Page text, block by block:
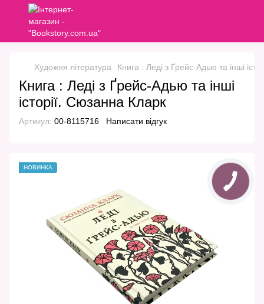
Художня література Книга : Леді з Ґрейс-Адью та інші
Книга : Леді з Ґрейс-Адью та інші
історії. Сюзанна Кларк
Артикул: 00-8115716 Написати відгук
НОВИНКА